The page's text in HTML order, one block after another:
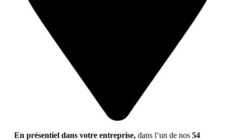
En présentiel dans votre entreprise, dans l’un de nos 54